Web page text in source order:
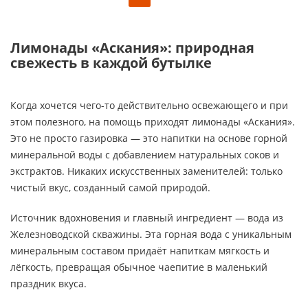
Лимонады «Аскания»: природная
свежесть в каждой бутылке
Когда хочется чего-то действительно освежающего и при
этом полезного, на помощь приходят лимонады «Аскания».
Это не просто газировка — это напитки на основе горной
минеральной воды с добавлением натуральных соков и
экстрактов. Никаких искусственных заменителей: только
чистый вкус, созданный самой природой.
Источник вдохновения и главный ингредиент — вода из
Железноводской скважины. Эта горная вода с уникальным
минеральным составом придаёт напиткам мягкость и
лёгкость, превращая обычное чаепитие в маленький
праздник вкуса.